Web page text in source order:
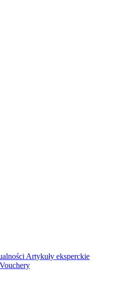
Artykuły eksperckie
Vouchery